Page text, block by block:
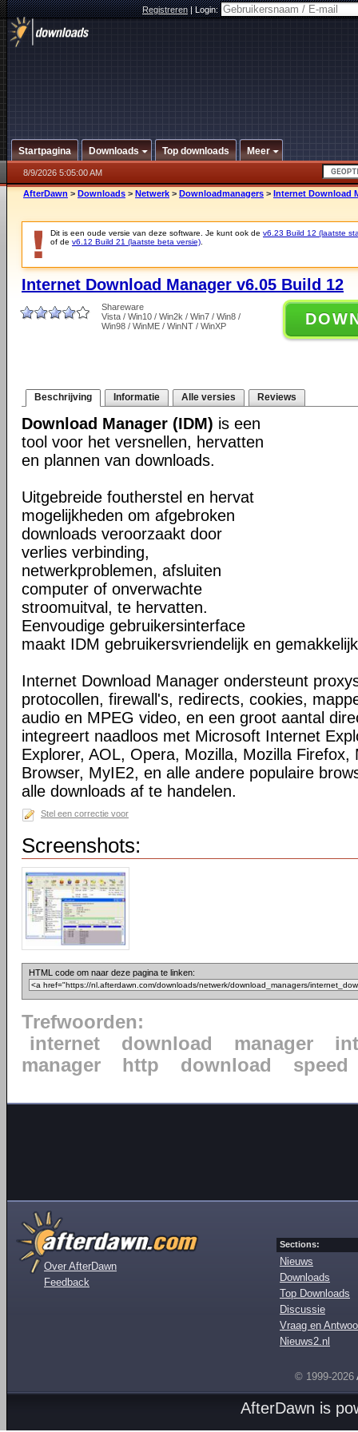
Registreren|Login:
Startpagina Downloads Top downloads Meer
8/9/2026 5:05:00 AM
AfterDawn > Downloads > Netwerk > Downloadmanagers > Internet Download
Dit is een oude versie van deze software. Je kunt ook de v6.23 Build 12 (laatste
of de v6.12 Build 21 (laatste beta versie)
Internet Download Manager v6.05 Build 12
Shareware
Vista / Win10 / Win2k / Win7 / Win8 /
Win98 / WinME / WinNT / WinXP
Beschrijving Informatie Alle versies Reviews
Download Manager (IDM) is een
tool voor het versnellen, hervatten
en plannen van downloads.
Uitgebreide foutherstel en hervat
mogelijkheden om afgebroken
downloads veroorzaakt door
verlies verbinding,
netwerkproblemen, afsluiten
computer of onverwachte
stroomuitval, te hervatten.
Eenvoudige gebruikersinterface
maakt IDM gebruikersvriendelijk en
Internet Download Manager ondersteunt
protocollen, firewall's, redirects, cookies,
audio en MPEG video, en een groot aantal
integreert naadloos met Microsoft Internet
Explorer, AOL, Opera, Mozilla, Mozilla Firefox,
Browser, MyIE2, en alle andere populaire
alle downloads af te handelen.
Stel een correctie voor
Screenshots:
HTML code om naar deze pagina te linken:
Trefwoorden:
internet
download manager
manager
http download speed
Over AfterDawn
Feedback
Sections:
Nieuws
Downloads
Top Downloads
Discussie
Vraag en
Nieuws2.nl
© 1999-2026
AfterDawn is